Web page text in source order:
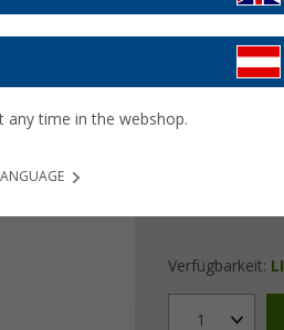
Bis zu 5%
Verfügbarkeit:
1
any time in the webshop.